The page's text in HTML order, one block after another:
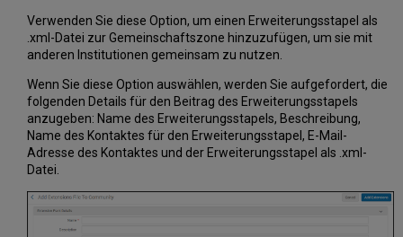
Verwenden Sie diese Option, um einen Erweiterungsstapel als
.xml-Datei zur Gemeinschaftszone hinzuzufügen, um sie mit
anderen Institutionen gemeinsam zu nutzen.
Wenn Sie diese Option auswählen, werden Sie aufgefordert, die
folgenden Details für den Beitrag des Erweiterungsstapels
anzugeben: Name des Erweiterungsstapels, Beschreibung,
Name des Kontaktes für den Erweiterungsstapel, E-Mail-
Adresse des Kontaktes und der Erweiterungsstapel als .xml-
Datei.